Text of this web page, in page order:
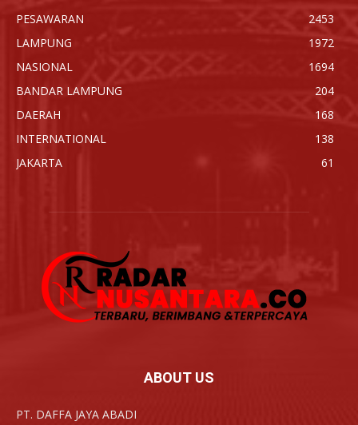
PESAWARAN
2453
LAMPUNG
1972
NASIONAL
1694
BANDAR LAMPUNG
204
DAERAH
168
INTERNATIONAL
138
JAKARTA
61
ABOUT US
PT. DAFFA JAYA ABADI